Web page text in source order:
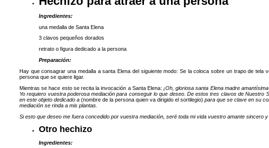
Ingredientes:
una medalla de Santa Elena
3 clavos pequeños dorados
retrato o figura dedicado a la persona
Preparación:
Hay que consagrar una medalla a santa Elena del siguiente modo: Se la coloca sobre un trapo de
persona que se quiere ligar.
Mientras se hace esto se recita la invocación a Santa Elena: ¡Oh, gloriosa santa Elena madre
Yo requiero vuestra poderosa mediación para conseguir lo que deseo. De estos tres clavos de
en este objeto dedicado a(nombre de la persona quien va dirigido el sortilegio)para que se clave en su
mediación se rinda a mis plantas.
Si esto que deseo me fuera concedido por vuestra mediación, seré toda mi vida vuestro amante sincero y
Otro hechizo
Ingredientes: